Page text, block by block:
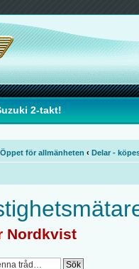
2-takt!
för allmänheten ‹ Delar -
Nordkvist